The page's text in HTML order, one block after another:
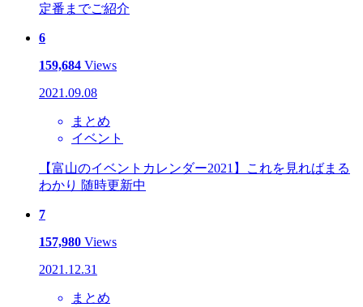
定番までご紹介
6
159,684 Views
2021.09.08
まとめ
イベント
【富山のイベントカレンダー2021】これを見ればまる
わかり 随時更新中
7
157,980 Views
2021.12.31
まとめ